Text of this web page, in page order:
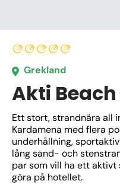
Grekland
Akti
Ett stort, strandnära all
Kardamena med flera
underhållning,
lång sand- och
par som vill ha ett
göra på hotellet.